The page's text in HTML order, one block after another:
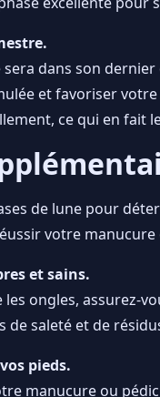
sera dans son
et favoriser
ce qui en fait
de lune pour
votre manucure
et sains.
ongles, assurez-
de saleté et de
pieds.
manucure ou